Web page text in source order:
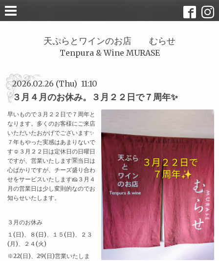
天ぷらとワインのお店 むらせ
Tenpura & Wine MURASE
2026.02.26 (Thu) 11:10
３月４月のお休み。３月２２日で７周年✨️
早いもので３月２２日で７周年と
なります。多くのお客様にご来店
いただいたおかげでございます✨️
７年もやった実感はあまりないで
す☺３月２２日は定休日の日曜日
ですが、営業いたします🈺当日は
心ばかりですが、チーズ盛り合わ
せをサービスいたします🧀３月４
月の営業日は少し変則的なのでお
知らせいたします。
３月のお休み
１(日)、８(日)、１５(日)、２３
(月)、２４(火)
※22(日)、29(日)営業いたしま